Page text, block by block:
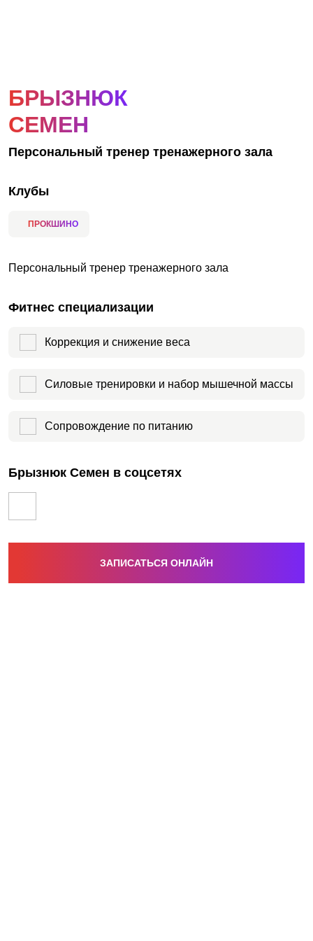
БРЫЗНЮК
СЕМЕН
Персональный тренер тренажерного зала
Клубы
ПРОКШИНО
Персональный тренер тренажерного зала
Фитнес специализации
Коррекция и снижение веса
Силовые тренировки и набор мышечной массы
Сопровождение по питанию
Брызнюк Семен в соцсетях
ЗАПИСАТЬСЯ ОНЛАЙН